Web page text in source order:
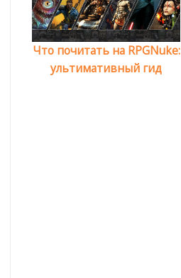
Что почитать на RPGNuke:
ультимативный гид